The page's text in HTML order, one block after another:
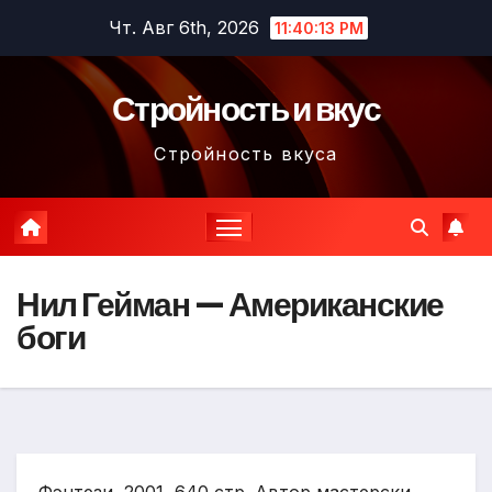
содержимому
Чт. Авг 6th, 2026 11:40:14 PM
Стройность и вкус
Стройность вкуса
Нил Гейман — Американские
боги